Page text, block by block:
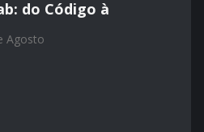
do Código à
Agosto